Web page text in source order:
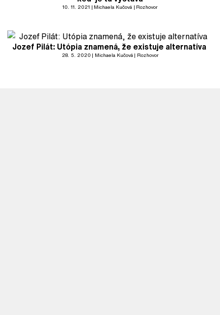
10. 11. 2021 Michaela Kučová Rozhovor
Jozef Pilát: Utópia znamená, že existuje alternatíva
28. 5. 2020 Michaela Kučová Rozhovor